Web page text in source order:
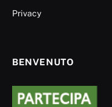
Privacy
BENVENUTO